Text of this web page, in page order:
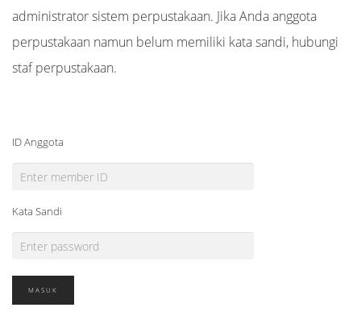
administrator sistem perpustakaan. Jika Anda anggota
perpustakaan namun belum memiliki kata sandi, hubungi
staf perpustakaan.
ID Anggota
Kata Sandi